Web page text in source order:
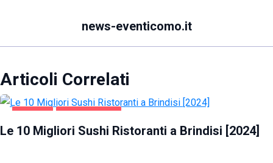
news-eventicomo.it
Articoli Correlati
BRINDISI GASTRONOMIA
Le 10 Migliori Sushi Ristoranti a Brindisi [2024]